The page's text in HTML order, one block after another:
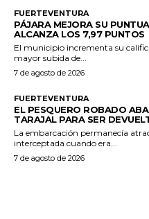
FUERTEVENTURA
PÁJARA MEJORA SU
ALCANZA LOS 7,97 PUNTOS
El municipio incrementa su
mayor subida de...
7 de agosto de 2026
FUERTEVENTURA
EL PESQUERO ROBADO
TARAJAL PARA SER
La embarcación permanecía
interceptada cuando era...
7 de agosto de 2026